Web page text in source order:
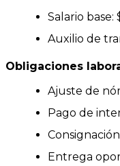
Salario base:
Auxilio de
Obligaciones
Ajuste de
Pago de
Entrega